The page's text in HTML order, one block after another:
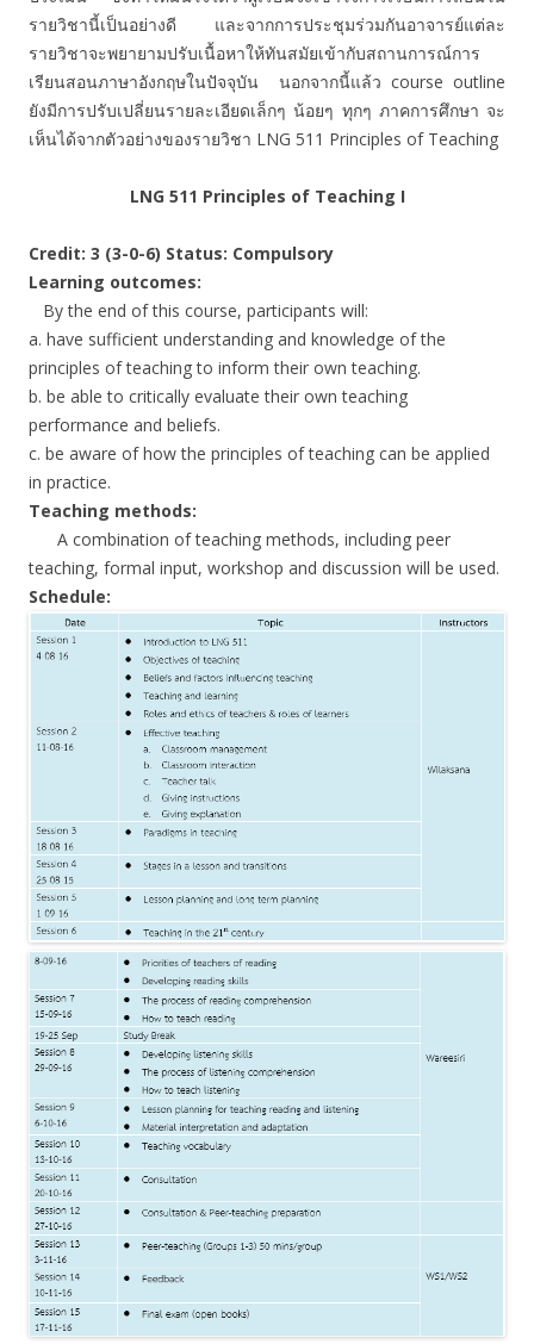
รายวิชานี้เป็นอย่างดี และจากการประชุมร่วมกันอาจารย์แต่ละ
รายวิชาจะพยายามปรับเนื้อหาให้ทันสมัยเข้ากับสถานการณ์การ
เรียนสอนภาษาอังกฤษในปัจจุบัน นอกจากนี้แล้ว course outline
ยังมีการปรับเปลี่ยนรายละเอียดเล็กๆ น้อยๆ ทุกๆ ภาคการศึกษา จะ
เห็นได้จากตัวอย่างของรายวิชา LNG 511 Principles of Teaching
LNG 511 Principles of Teaching I
Credit: 3 (3-0-6) Status: Compulsory
Learning outcomes:
By the end of this course, participants will:
a. have sufficient understanding and knowledge of the
principles of teaching to inform their own teaching.
b. be able to critically evaluate their own teaching
performance and beliefs.
c. be aware of how the principles of teaching can be applied
in practice.
Teaching methods:
A combination of teaching methods, including peer
teaching, formal input, workshop and discussion will be used.
Schedule: